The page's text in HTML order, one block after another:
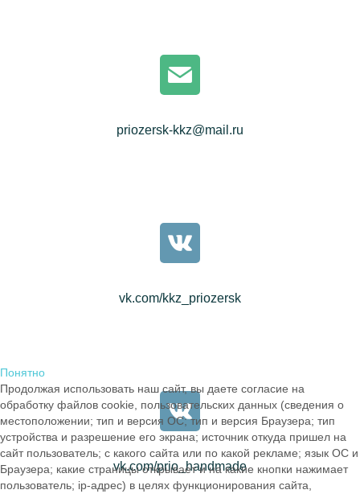
priozersk-kkz@mail.ru
vk.com/kkz_priozersk
vk.com/prio_handmade
Понятно
Продолжая использовать наш сайт, вы даете согласие на
обработку файлов cookie, пользовательских данных (сведения о
местоположении; тип и версия ОС; тип и версия Браузера; тип
устройства и разрешение его экрана; источник откуда пришел на
сайт пользователь; с какого сайта или по какой рекламе; язык ОС и
Браузера; какие страницы открывает и на какие кнопки нажимает
пользователь; ip-адрес) в целях функционирования сайта,